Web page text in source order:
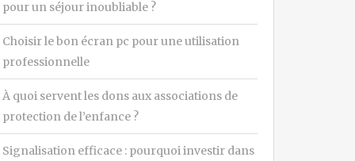
pour un séjour inoubliable ?
Choisir le bon écran pc pour une utilisation
professionnelle
À quoi servent les dons aux associations de
protection de l’enfance ?
Signalisation efficace : pourquoi investir dans